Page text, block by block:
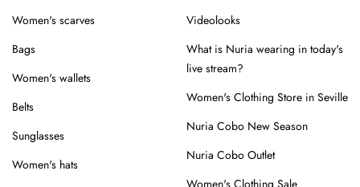
Un chal, capa o foulard, puede sustituir la chaqueta de mujer
entretiempo o para completar estilismos con una nota de estilo.
Cómo llevar un chal de mujer
con estilo
Sobre los hombros:
para una imagen estilosa pero
Women's scarves
Bags
Women's wallets
Belts
Sunglasses
Women's hats
Videolooks
What is Nuria wearing in today's
live stream?
Women's Clothing Store in Seville
Nuria Cobo New Season
Nuria Cobo Outlet
Women's Clothing Sale